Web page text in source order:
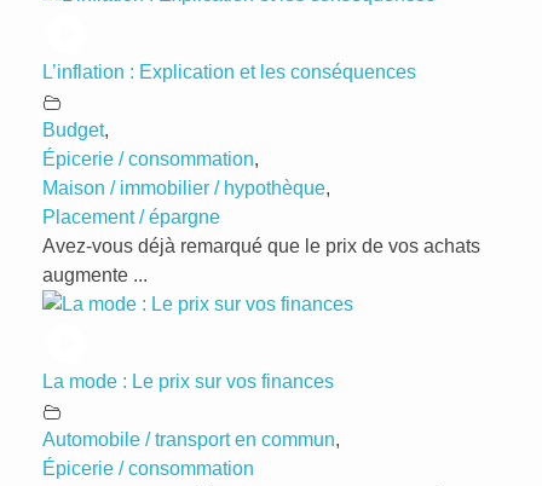
L’inflation : Explication et les conséquences
Budget,
Épicerie / consommation,
Maison / immobilier / hypothèque,
Placement / épargne
Avez-vous déjà remarqué que le prix de vos achats
augmente ...
La mode : Le prix sur vos finances
Automobile / transport en commun,
Épicerie / consommation